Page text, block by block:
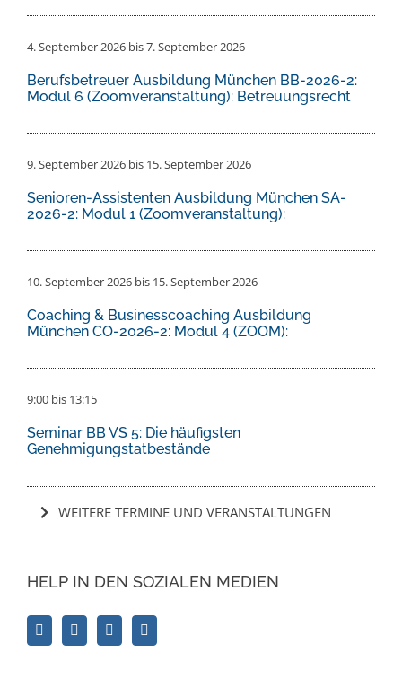
4. September 2026 bis7. September 2026
Berufsbetreuer Ausbildung München BB-2026-2:
Modul 6 (Zoomveranstaltung): Betreuungsrecht
9. September 2026 bis 15. September 2026
Senioren-Assistenten Ausbildung München SA-
2026-2: Modul 1 (Zoomveranstaltung):
10. September 2026 bis 15. September 2026
Coaching & Businesscoaching Ausbildung
München CO-2026-2: Modul 4 (ZOOM):
9:00 bis 13:15
Seminar BB VS 5: Die häufigsten
Genehmigungstatbestände
WEITERE TERMINE UND VERANSTALTUNGEN
HELP IN DEN SOZIALEN MEDIEN